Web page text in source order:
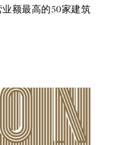
额最高的50家建筑